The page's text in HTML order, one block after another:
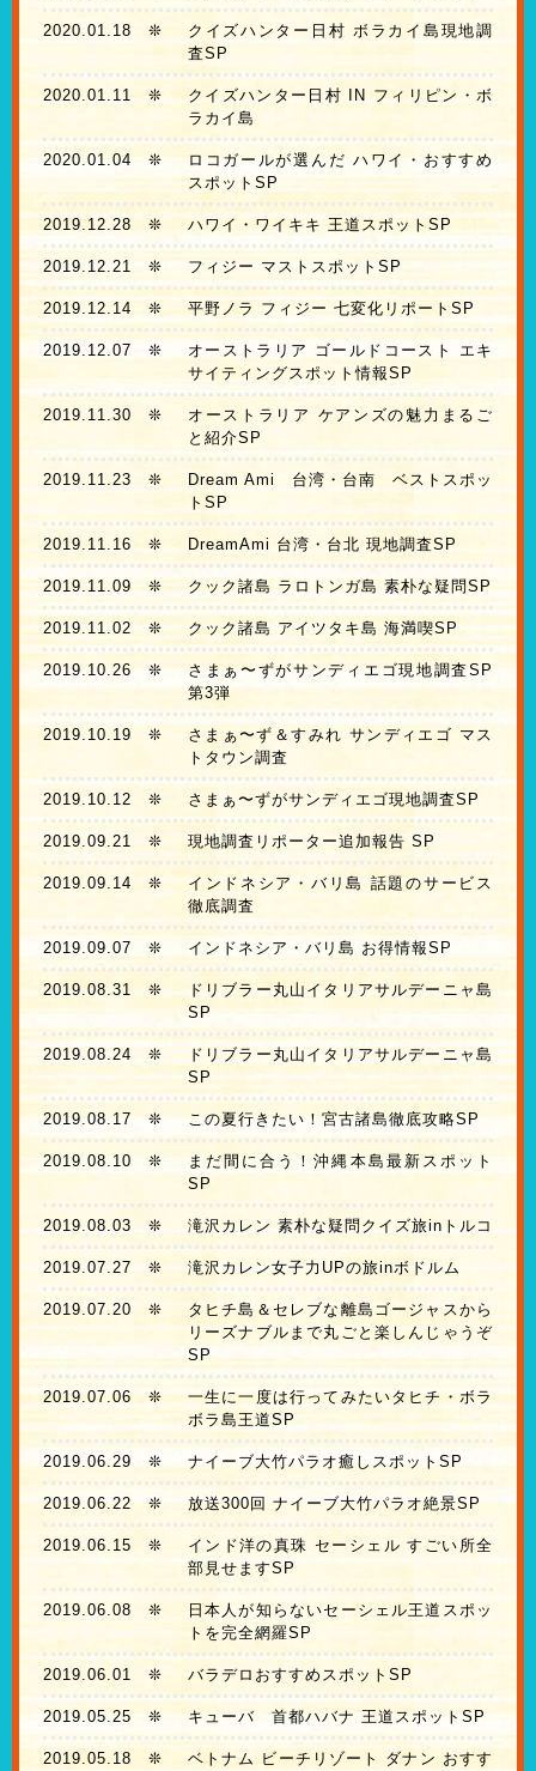
2020.01.18 ❊
クイズハンター日村 ボラカイ島現地調
査SP
2020.01.11❊
クイズハンター日村 IN フィリピン・ボ
ラカイ島
2020.01.04 ❊
ロコガールが選んだ ハワイ・おすすめ
スポットSP
2019.12.28 ❊ ハワイ・ワイキキ 王道スポットSP
2019.12.21 ❊ フィジー マストスポットSP
2019.12.14 ❊ 平野ノラ フィジー 七変化リポートSP
2019.12.07 ❊
オーストラリア ゴールドコースト エキ
サイティングスポット情報SP
2019.11.30 ❊
オーストラリア ケアンズの魅力まるご
と紹介SP
2019.11.23 ❊
Dream Ami 台湾・台南 ベストスポッ
トSP
2019.11.16 ❊ DreamAmi 台湾・台北 現地調査SP
2019.11.09❊ クック諸島 ラロトンガ島 素朴な疑問SP
2019.11.02❊ クック諸島 アイツタキ島 海満喫SP
2019.10.26❊
さまぁ〜ずがサンディエゴ現地調査SP
第3弾
2019.10.19 ❊
さまぁ〜ず＆すみれ サンディエゴ マス
トタウン調査
2019.10.12 ❊ さまぁ〜ずがサンディエゴ現地調査SP
2019.09.21 ❊ 現地調査リポーター追加報告 SP
2019.09.14❊
インドネシア・バリ島 話題のサービス
徹底調査
2019.09.07 ❊ インドネシア・バリ島 お得情報SP
2019.08.31 ❊
ドリブラー丸山イタリアサルデーニャ島
SP
2019.08.24 ❊
ドリブラー丸山イタリアサルデーニャ島
SP
2019.08.17❊ この夏行きたい！宮古諸島徹底攻略SP
2019.08.10 ❊
まだ間に合う！沖縄本島最新スポット
SP
2019.08.03 ❊ 滝沢カレン 素朴な疑問クイズ旅inトルコ
2019.07.27 ❊ 滝沢カレン女子力UPの旅inボドルム
2019.07.20 ❊
タヒチ島＆セレブな離島ゴージャスから
リーズナブルまで丸ごと楽しんじゃうぞ
SP
2019.07.06❊
一生に一度は行ってみたいタヒチ・ボラ
ボラ島王道SP
2019.06.29 ❊ ナイーブ大竹パラオ癒しスポットSP
2019.06.22 ❊ 放送300回 ナイーブ大竹パラオ絶景SP
2019.06.15 ❊
インド洋の真珠 セーシェル すごい所全
部見せますSP
2019.06.08 ❊
日本人が知らないセーシェル王道スポッ
トを完全網羅SP
2019.06.01 ❊ バラデロおすすめスポットSP
2019.05.25 ❊ キューバ 首都ハバナ 王道スポットSP
2019.05.18 ❊
ベトナム ビーチリゾート ダナン おすす